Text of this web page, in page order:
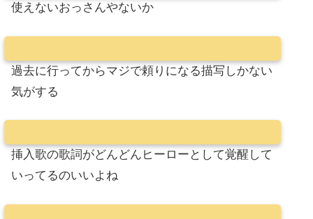
使えないおっさんやないか
過去に行ってからマジで頼りになる描写しかない
気がする
挿入歌の歌詞がどんどんヒーローとして覚醒して
いってるのいいよね